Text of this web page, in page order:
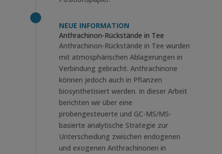
NEUE INFORMATION
Anthrachinon-Rückstände in Tee
Anthrachinon-Rückstände in Tee wurden
mit atmosphärischen Ablagerungen in
Verbindung gebracht. Anthrachinone
können jedoch auch in Pflanzen
biosynthetisiert werden. In dieser Arbeit
berichten wir über eine
probengesteuerte und GC-MS/MS-
basierte analytische Strategie zur
Unterscheidung zwischen endogenen
und exogenen Anthrachinonen in